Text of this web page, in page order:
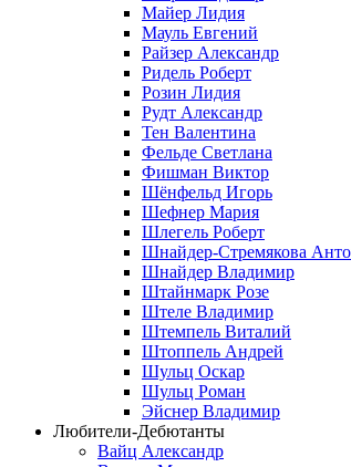
Майер Лидия
Мауль Евгений
Райзер Александр
Ридель Роберт
Розин Лидия
Рудт Александр
Тен Валентина
Фельде Светлана
Фишман Виктор
Шёнфельд Игорь
Шефнер Мария
Шлегель Роберт
Шнайдер-Стремякова
Шнайдер Владимир
Штайнмарк Розe
Штеле Владимир
Штемпель Виталий
Штоппель Андрей
Шульц Оскар
Шульц Роман
Эйснер Владимир
Любители-Дебютанты
Вайц Александр